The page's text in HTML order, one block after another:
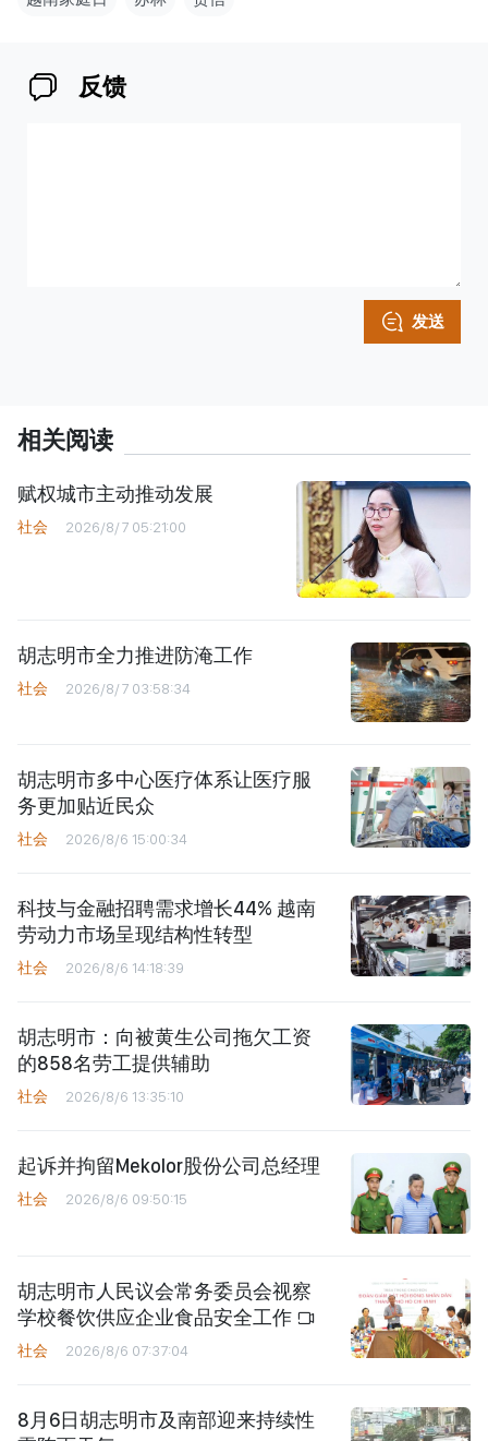
反馈
发送
相关阅读
赋权城市主动推动发展
社会 2026/8/7 05:21:00
胡志明市全力推进防淹工作
社会 2026/8/7 03:58:34
胡志明市多中心医疗体系让医疗服
务更加贴近民众
社会 2026/8/6 15:00:34
科技与金融招聘需求增长44% 越南
劳动力市场呈现结构性转型
社会 2026/8/6 14:18:39
胡志明市：向被黄生公司拖欠工资
的858名劳工提供辅助
社会 2026/8/6 13:35:10
起诉并拘留Mekolor股份公司总经理
社会 2026/8/6 09:50:15
胡志明市人民议会常务委员会视察
学校餐饮供应企业食品安全工作
社会 2026/8/6 07:37:04
8月6日胡志明市及南部迎来持续性